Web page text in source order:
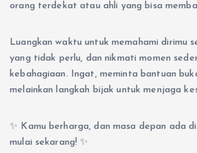
orang terdekat atau ahli yang bisa
Luangkan waktu untuk memahami dirimu
yang tidak perlu, dan nikmati momen
kebahagiaan. Ingat, meminta bantuan
melainkan langkah bijak untuk menjaga
✨ Kamu berharga, dan masa depan ada
mulai sekarang! ✨